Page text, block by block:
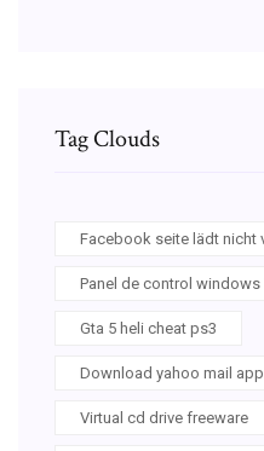
Tag Clouds
Facebook seite lädt nicht
Panel de control windows
Gta 5 heli cheat ps3
Download yahoo mail
Virtual cd drive freeware